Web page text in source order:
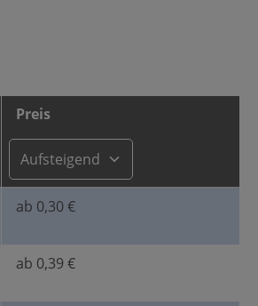
rundstirnig Passfeder…
Preis
ab 0,30 €
ab 0,39 €